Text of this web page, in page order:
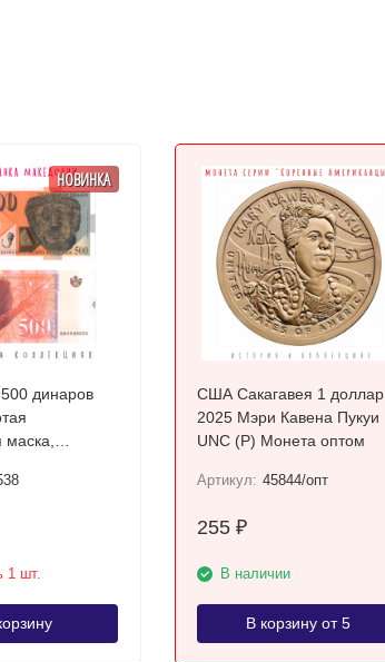
НОВИНКА
динаров
1 шт.
США Сакагавея 1 доллар
2025 Мэри Кавена Пукуи
UNC (P) Монета оптом
Артикул: 45844/опт
255 ₽
В наличии
В корзину от 5